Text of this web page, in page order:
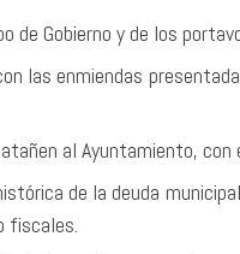
de Gobierno y de los
las enmiendas
al Ayuntamiento,
de la deuda
fiscales.